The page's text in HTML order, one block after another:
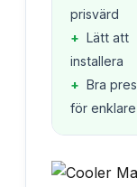
prisvärd
+ Lätt att
installera
+ Bra
för